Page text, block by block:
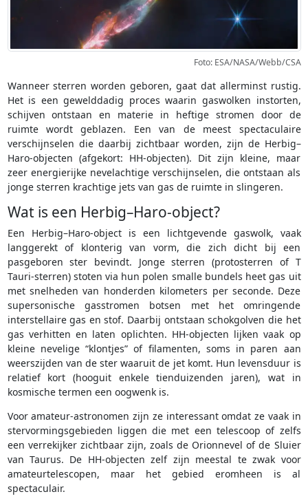
Foto: ESA/NASA/Webb/CSA
Wanneer sterren worden geboren, gaat dat allerminst rustig.
Het is een gewelddadig proces waarin gaswolken instorten,
schijven ontstaan en materie in heftige stromen door de
ruimte wordt geblazen. Een van de meest spectaculaire
verschijnselen die daarbij zichtbaar worden, zijn de Herbig–
Haro-objecten (afgekort: HH-objecten). Dit zijn kleine, maar
zeer energierijke nevelachtige verschijnselen, die ontstaan als
jonge sterren krachtige jets van gas de ruimte in slingeren.
Wat is een Herbig–Haro-object?
Een Herbig–Haro-object is een lichtgevende gaswolk, vaak
langgerekt of klonterig van vorm, die zich dicht bij een
pasgeboren ster bevindt. Jonge sterren (protosterren of T
Tauri-sterren) stoten via hun polen smalle bundels heet gas uit
met snelheden van honderden kilometers per seconde. Deze
supersonische gasstromen botsen met het omringende
interstellaire gas en stof. Daarbij ontstaan schokgolven die het
gas verhitten en laten oplichten. HH-objecten lijken vaak op
kleine nevelige “klontjes” of filamenten, soms in paren aan
weerszijden van de ster waaruit de jet komt. Hun levensduur is
relatief kort (hooguit enkele tienduizenden jaren), wat in
kosmische termen een oogwenk is.
Voor amateur-astronomen zijn ze interessant omdat ze vaak in
stervormingsgebieden liggen die met een telescoop of zelfs
een verrekijker zichtbaar zijn, zoals de Orionnevel of de Sluier
van Taurus. De HH-objecten zelf zijn meestal te zwak voor
amateurtelescopen, maar het gebied eromheen is al
spectaculair.